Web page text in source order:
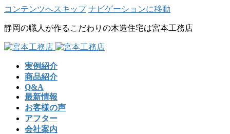
コンテンツへスキップ ナビゲーションに移動
静岡の職人が作るこだわりの木造住宅は宮本工務店
実例紹介
商品紹介
Q&A
最新情報
お客様の声
アフター
会社案内